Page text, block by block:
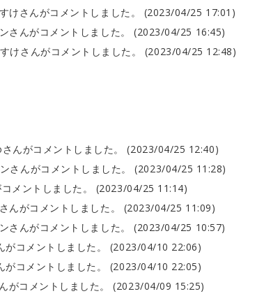
けさんがコメントしました。 (2023/04/25 17:01)
さんがコメントしました。 (2023/04/25 16:45)
けさんがコメントしました。 (2023/04/25 12:48)
んがコメントしました。 (2023/04/25 12:40)
さんがコメントしました。 (2023/04/25 11:28)
メントしました。 (2023/04/25 11:14)
んがコメントしました。 (2023/04/25 11:09)
さんがコメントしました。 (2023/04/25 10:57)
がコメントしました。 (2023/04/10 22:06)
がコメントしました。 (2023/04/10 22:05)
がコメントしました。 (2023/04/09 15:25)